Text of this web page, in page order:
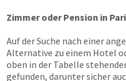
Zimmer oder Pension in
Auf der Suche nach einer
Alternative zu einem Hotel
oben in der Tabelle
gefunden, darunter sicher